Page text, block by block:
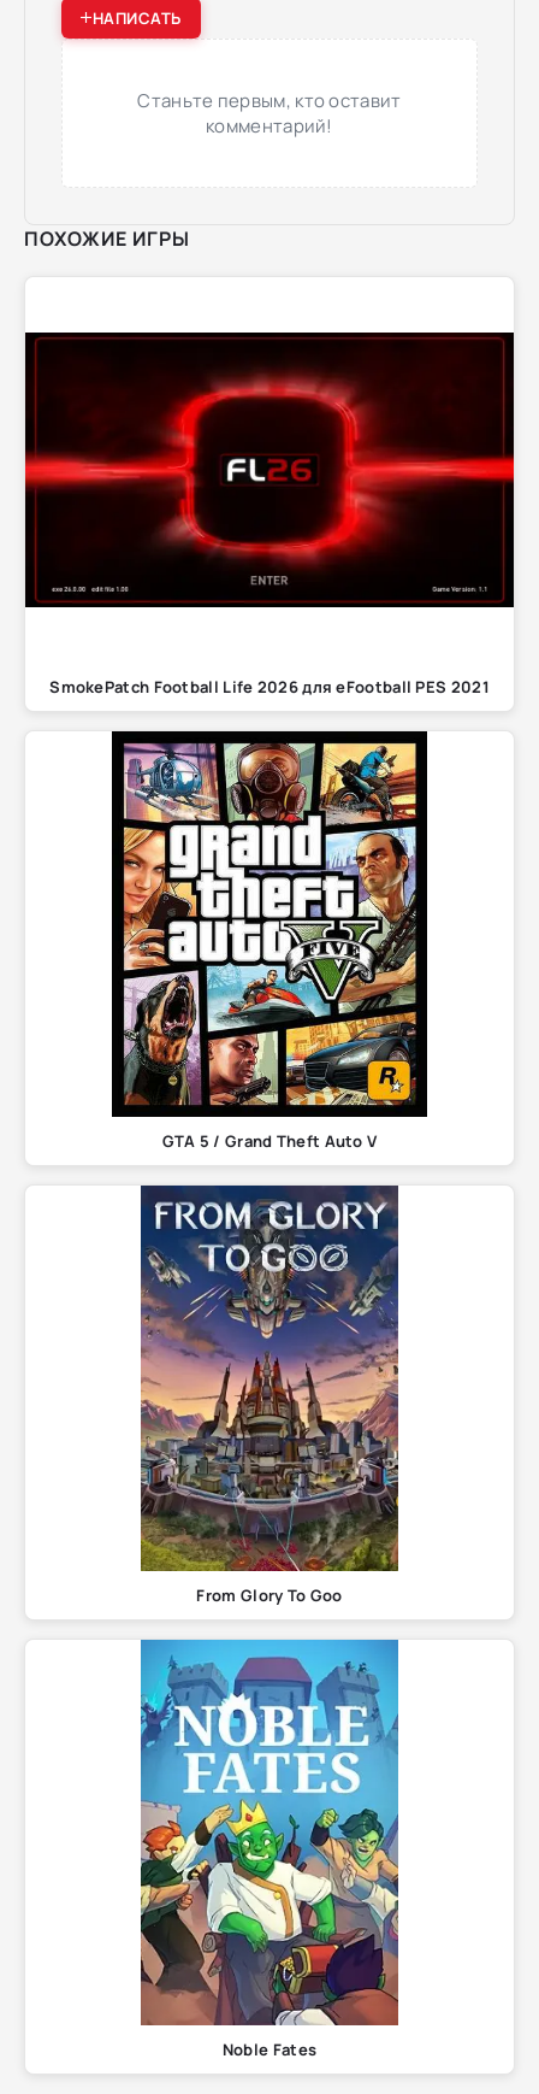
НАПИСАТЬ
Станьте первым, кто оставит
комментарий!
ПОХОЖИЕ ИГРЫ
SmokePatch Football Life 2026 для eFootball PES 2021
GTA 5 / Grand Theft Auto V
From Glory To Goo
Noble Fates